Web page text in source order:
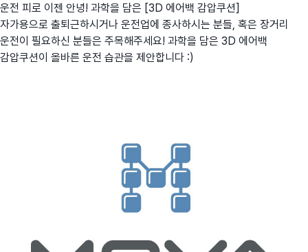
운전 피로 이젠 안녕! 과학을 담은 [3D 에어백 감압쿠션]
자가용으로 출퇴근하시거나 운전업에 종사하시는 분들, 혹은 장거리
운전이 필요하신 분들은 주목해주세요! 과학을 담은 3D 에어백
감압쿠션이 올바른 운전 습관을 제안합니다 :)